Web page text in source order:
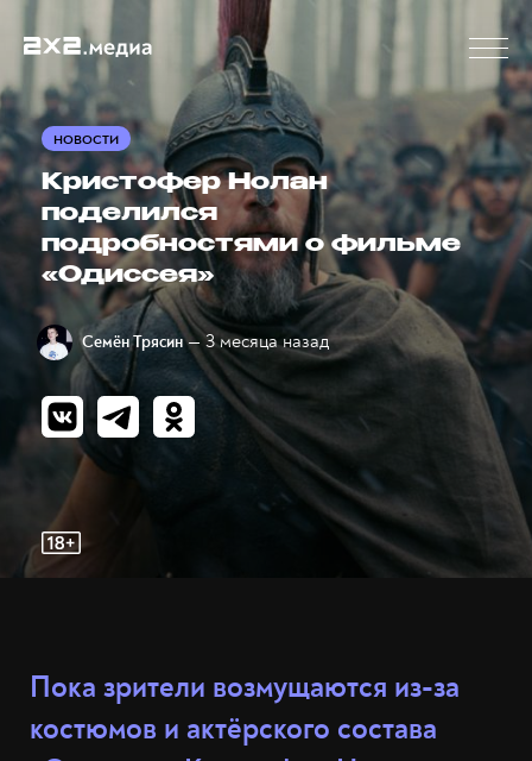
НОВОСТИ
Кристофер Нолан
поделился
подробностями о фильме
«Одиссея»
Семён Трясин — 3 месяца назад
Пока зрители возмущаются из-за
костюмов и актёрского состава